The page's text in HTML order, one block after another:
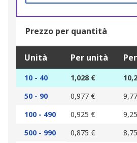
Prezzo per quantità
Unità Per unità
10 - 40 1,028 €
50 - 90
0,977 €
100 - 490
0,925 €
500 - 990
0,875 €